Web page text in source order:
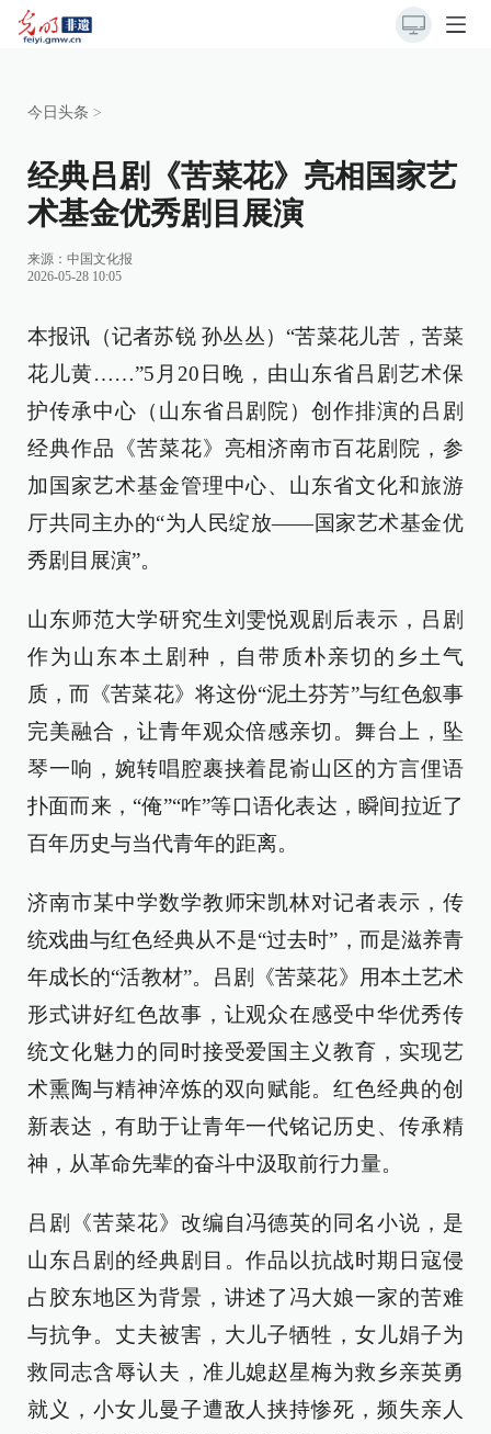
今日头条 >
经典吕剧《苦菜花》亮相国家艺
术基金优秀剧目展演
来源： 中国文化报
2026-05-28 10:05
本报讯（记者苏锐 孙丛丛）“苦菜花儿苦，苦菜
花儿黄……”5月20日晚，由山东省吕剧艺术保
护传承中心（山东省吕剧院）创作排演的吕剧
经典作品《苦菜花》亮相济南市百花剧院，参
加国家艺术基金管理中心、山东省文化和旅游
厅共同主办的“为人民绽放——国家艺术基金优
秀剧目展演”。
山东师范大学研究生刘雯悦观剧后表示，吕剧
作为山东本土剧种，自带质朴亲切的乡土气
质，而《苦菜花》将这份“泥土芬芳”与红色叙事
完美融合，让青年观众倍感亲切。舞台上，坠
琴一响，婉转唱腔裹挟着昆嵛山区的方言俚语
扑面而来，“俺”“咋”等口语化表达，瞬间拉近了
百年历史与当代青年的距离。
济南市某中学数学教师宋凯林对记者表示，传
统戏曲与红色经典从不是“过去时”，而是滋养青
年成长的“活教材”。吕剧《苦菜花》用本土艺术
形式讲好红色故事，让观众在感受中华优秀传
统文化魅力的同时接受爱国主义教育，实现艺
术熏陶与精神淬炼的双向赋能。红色经典的创
新表达，有助于让青年一代铭记历史、传承精
神，从革命先辈的奋斗中汲取前行力量。
吕剧《苦菜花》改编自冯德英的同名小说，是
山东吕剧的经典剧目。作品以抗战时期日寇侵
占胶东地区为背景，讲述了冯大娘一家的苦难
与抗争。丈夫被害，大儿子牺牲，女儿娟子为
救同志含辱认夫，准儿媳赵星梅为救乡亲英勇
就义，小女儿曼子遭敌人挟持惨死，频失亲人